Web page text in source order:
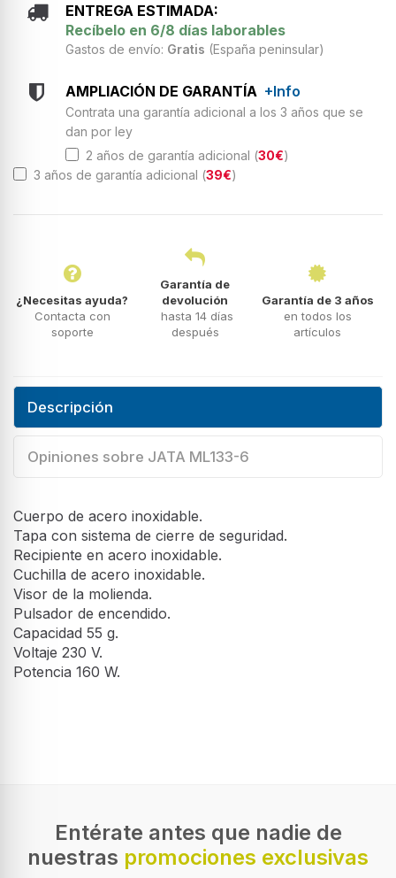
ENTREGA ESTIMADA:
Recíbelo en 6/8 días laborables
Gastos de envío: Gratis (España peninsular)
AMPLIACIÓN DE GARANTÍA +Info
Contrata una garantía adicional a los 3 años que se
dan por ley
2 años de garantía adicional (30€)
3 años de garantía adicional (39€)
¿Necesitas ayuda?
Contacta con
soporte
Garantía de
devolución
hasta 14 días
después
Garantía de 3 años
en todos los
artículos
Descripción
Opiniones sobre JATA ML133-6
Cuerpo de acero inoxidable.
Tapa con sistema de cierre de seguridad.
Recipiente en acero inoxidable.
Cuchilla de acero inoxidable.
Visor de la molienda.
Pulsador de encendido.
Capacidad 55 g.
Voltaje 230 V.
Potencia 160 W.
Entérate antes que nadie de
nuestras promociones exclusivas